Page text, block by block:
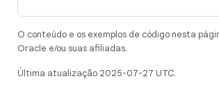
O conteúdo e os exemplos de código nesta
Oracle e/ou suas afiliadas.
Última atualização 2025-07-27 UTC.